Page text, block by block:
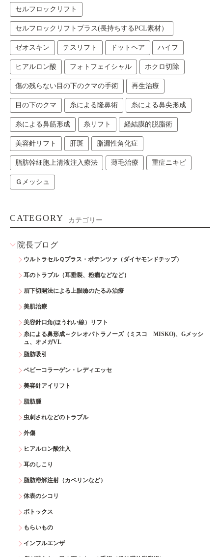
セルフロックリフト
セルフロックリフトプラス(長持ちするPCL素材）
ゼオスキン テスリフト ドットヘア ハイフ
ヒアルロン酸 フォトフェイシャル ホクロ切除
傷の残らない目の下のクマの手術 再生治療
目の下のクマ 糸による隆鼻術 糸による鼻尖形成
糸による鼻筋形成 糸リフト 経結膜的脱脂術
美容針リフト 肝斑 脂漏性角化症
脂肪幹細胞上清液注入療法 薄毛治療 重症ニキビ
Ｇメッシュ
CATEGORY カテゴリー
院長ブログ
ウルトラセルＱプラス・ポテンツァ（ダイヤモンドチップ）
耳のトラブル（耳垂裂、粉瘤などなど）
眉下切開法による上眼瞼のたるみ治療
美肌治療
美容針口角(ほうれい線）リフト
糸による鼻形成～クレオパトラノーズ（ミスコ MISKO)、Gメッシ
ュ、オメガVL
脂肪吸引
ベビーコラーゲン・レディエッセ
美容針アイリフト
脂肪腫
虫刺されなどのトラブル
外傷
ヒアルロン酸注入
耳のしこり
脂肪溶解注射（カベリンなど）
体表のシコリ
ボトックス
もらいもの
インフルエンザ